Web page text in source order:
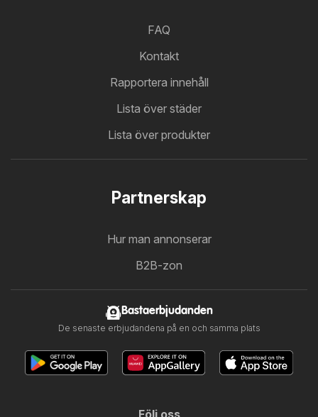
FAQ
Kontakt
Rapportera innehåll
Lista över städer
Lista över produkter
Partnerskap
Hur man annonserar
B2B-zon
Bastaerbjudanden
De senaste erbjudandena på en och samma plats